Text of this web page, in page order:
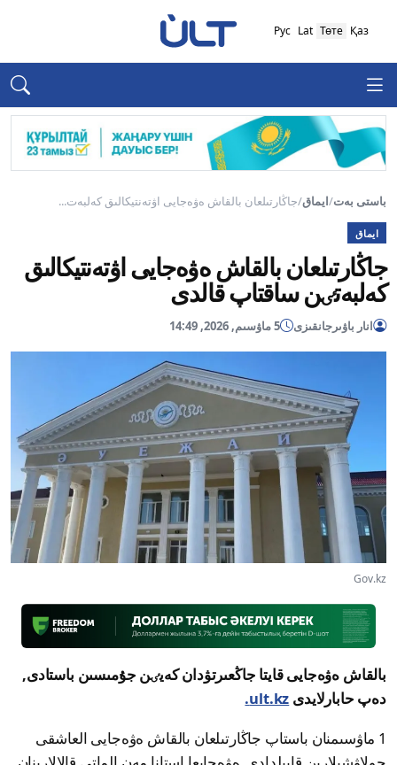
Қаз
Төте
Lat
Рус
باستى بەت/ايماق/جاڭارتىلعان بالقاش ەۋەجايى اۋتەنتيكالىق كەلبەت...
ايماق
جاڭارتىلعان بالقاش ەۋەجايى اۋتەنتيكالىق
كەلبەتٸن ساقتاپ قالدى
انار باۋىرجانقىزى 5 ماۋسىم, 2026, 14:49
Gov.kz
بالقاش ەۋەجايى قايتا جاڭعىرتۋدان كەيٸن جۇمىسىن باستادى,
دەپ حابارلايدى ult.kz.
1 ماۋسىمنان باستاپ جاڭارتىلعان بالقاش ەۋەجايى العاشقى